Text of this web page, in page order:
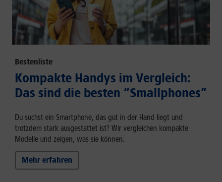
Bestenliste
Kompakte Handys im Vergleich:
Das sind die besten “Smallphones”
Du suchst ein Smartphone, das gut in der Hand liegt und
trotzdem stark ausgestattet ist? Wir vergleichen kompakte
Modelle und zeigen, was sie können.
Mehr erfahren